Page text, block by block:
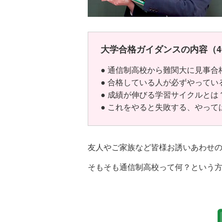
大学合格ガイダンスの内容（
● 通信制高校から難関大に見事
● 合格している人が必ずやってい
● 成績が伸びる学習サイクルとは
● これをやると失敗する、やっ
友人やご家族など皆様お誘いあわせ
そもそも通信制高校って何？という